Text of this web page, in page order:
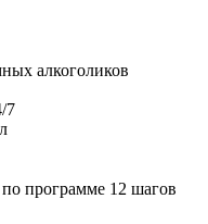
алкоголиков
7